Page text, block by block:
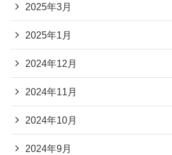
2025年3月
2025年1月
2024年12月
2024年11月
2024年10月
2024年9月